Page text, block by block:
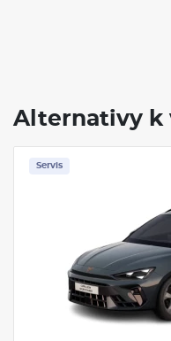
Alternativy k
Servis